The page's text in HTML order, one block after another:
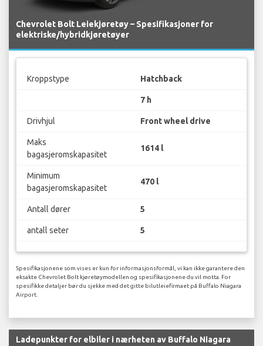
Chevrolet Bolt Leiekjøretøy – Spesifikasjoner for
elektriske/hybridkjøretøyer
Kroppstype Hatchback
7 h
Drivhjul Front wheel drive
Maks
bagasjeromskapasitet
1614 l
Minimum
bagasjeromskapasitet
470 l
Antall dører 5
antall seter 5
Spesifikasjonene som vises er kun for informasjonsformål, vi kan ikke garantere den
eksakte Chevrolet Bolt kjøretøymodellen og spesifikasjonene du vil motta. For
spesifikke detaljer bør du sjekke med det gitte bilutleiefirmaet på Buffalo Niagara
Airport.
Ladepunkter for elbiler i nærheten av Buffalo Niagara